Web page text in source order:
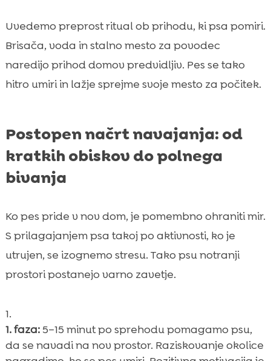
Uvedemo preprost ritual ob prihodu, ki psa pomiri.
Brisača, voda in stalno mesto za povodec
naredijo prihod domov predvidljiv. Pes se tako
hitro umiri in lažje sprejme svoje mesto za počitek.
Postopen načrt navajanja: od
kratkih obiskov do polnega
bivanja
Ko pes pride v nov dom, je pomembno ohraniti mir.
S prilagajanjem psa takoj po aktivnosti, ko je
utrujen, se izognemo stresu. Tako psu notranji
prostori postanejo varno zavetje.
1. faza:5–15 minut po sprehodu pomagamo psu,
da se navadi na nov prostor. Raziskovanje okolice